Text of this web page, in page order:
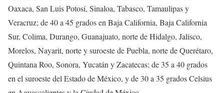
Oaxaca, San Luis Potosí, Sinaloa, Tabasco, Tamaulipas y
Veracruz; de 40 a 45 grados en Baja California, Baja California
Sur, Colima, Durango, Guanajuato, norte de Hidalgo, Jalisco,
Morelos, Nayarit, norte y suroeste de Puebla, norte de Querétaro,
Quintana Roo, Sonora, Yucatán y Zacatecas; de 35 a 40 grados
en el suroeste del Estado de México, y de 30 a 35 grados Celsius